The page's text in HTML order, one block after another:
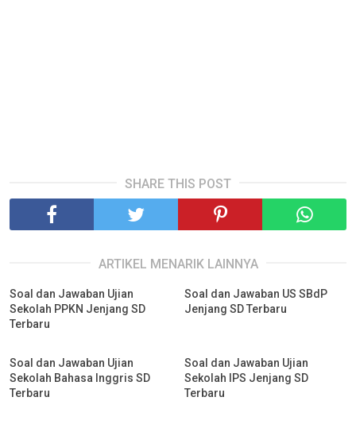
SHARE THIS POST
ARTIKEL MENARIK LAINNYA
Soal dan Jawaban Ujian
Sekolah PPKN Jenjang SD
Terbaru
Soal dan Jawaban US SBdP
Jenjang SD Terbaru
Soal dan Jawaban Ujian
Sekolah Bahasa Inggris SD
Terbaru
Soal dan Jawaban Ujian
Sekolah IPS Jenjang SD
Terbaru